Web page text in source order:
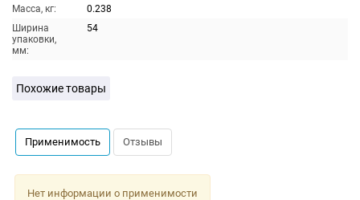
Масса, кг:
0.238
Ширина
упаковки,
мм:
54
Похожие товары
Применимость Отзывы
Нет информации о применимости